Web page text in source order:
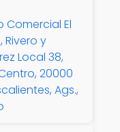
Comercial El
Rivero y
Local 38,
20000
Ags.,